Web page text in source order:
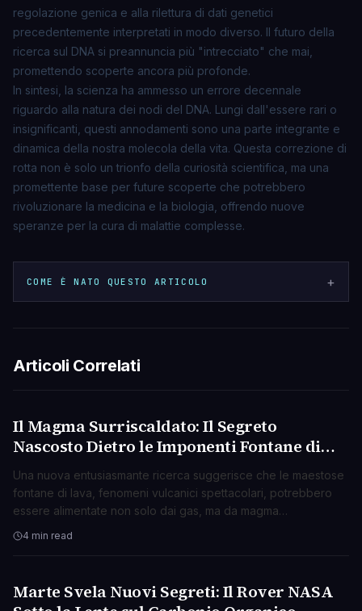
regolazione genica e alla rilettura di dati genetici
precedentemente interpretati in modo diverso. Il futuro della
ricerca sul DNA si preannuncia più "intrecciato" che mai,
promettendo scoperte ancora più profonde.
In sintesi, la scienza ha ammesso un errore decennale
riguardo alla natura dei nodi del DNA. Lungi dall'essere rari o
insignificanti, questi annodamenti sono una parte integrante e
dinamica della nostra molecola della vita. Questa correzione di
rotta non è solo un trionfo della curiosità scientifica, ma una
promettente base per future scoperte che potrebbero
rivoluzionare la medicina e la biologia, offrendo nuove
speranze per la cura di malattie complesse.
COME È NATO QUESTO ARTICOLO +
Articoli Correlati
SCIENZA
Il Magma Surriscaldato: Il Segreto
Nascosto Dietro le Imponenti Fontane di
Lava?
Una nuova entusiasmante ricerca suggerisce che le maestose
fontane di lava, fenomeni vulcanici spettacolari, potrebbero
essere alimentate non solo dai gas, ma da magma
surriscaldato che si espande violentemente.
4 min read
SCIENZA
Marte Svela Nuovi Segreti: Il Rover NASA